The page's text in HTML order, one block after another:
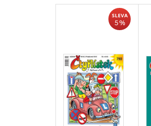
SLEVA
5 %